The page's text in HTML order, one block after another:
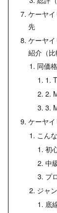
ケーヤ
先
ケーヤ
紹介（比
同価
1.
2.
3.
ケーヤ
こん
初
中
プ
ジャ
底